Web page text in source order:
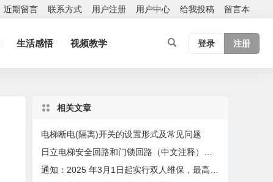
近期留言 联系方式 用户注册 用户中心 给我投稿 留言本
生活感悟 视频教学 登录 注册
相关文章
电梯断电(隔离)开关的设置形式及常见问题